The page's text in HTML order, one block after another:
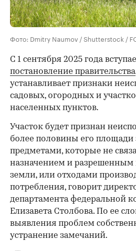
Фото: Dmitry Naumov / Shutterstock /
С 1 сентября 2025 года
постановление правительства
устанавливает признаки
садовых, огородных и
населенных пунктов.
Участок будет признан
более половины его площади
предметами, которые не
назначением и разрешенным
земли, или отходами
потребления, говорит
департамента федеральной
Елизавета Столбова. По ее
выявления проблем
устранение замечаний.